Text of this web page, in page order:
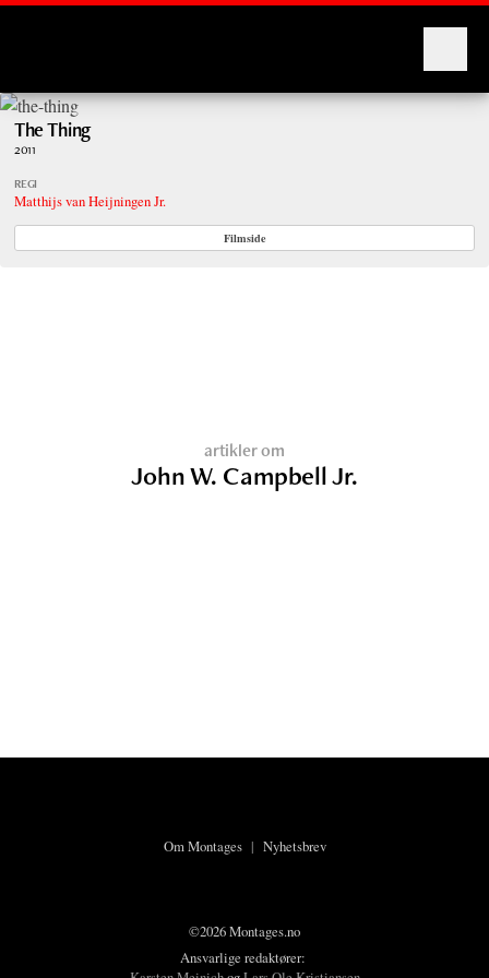
The Thing
2011
REGI
Matthijs van Heijningen Jr.
Filmside
artikler om
John W. Campbell Jr.
Om Montages| Nyhetsbrev
©2026 Montages.no
Ansvarlige redaktører: